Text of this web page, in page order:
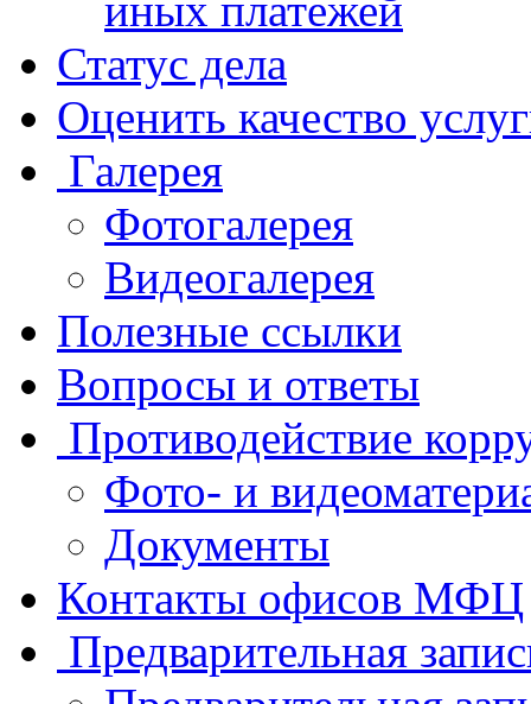
иных платежей
Статус дела
Оценить качество
Галерея
Фотогалерея
Видеогалерея
Полезные ссылки
Вопросы и ответы
Противодействие
Фото- и
Документы
Контакты офисов МФЦ
Предварительная